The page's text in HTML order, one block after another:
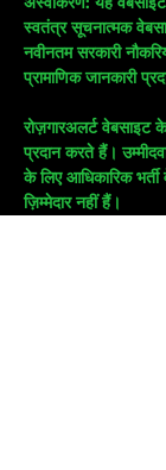
स्वतंत्र सूचनात्मक
नवीनतम सरकारी
प्रामाणिक जानकारी
रोज़गारअलर्ट वेबसाइट
प्रदान करते हैं।
के लिए आधिकारिक
ज़िम्मेदार नहीं हैं।